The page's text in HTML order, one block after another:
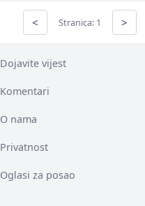
< Stranica: 1 >
Dojavite vijest
Komentari
O nama
Privatnost
Oglasi za posao